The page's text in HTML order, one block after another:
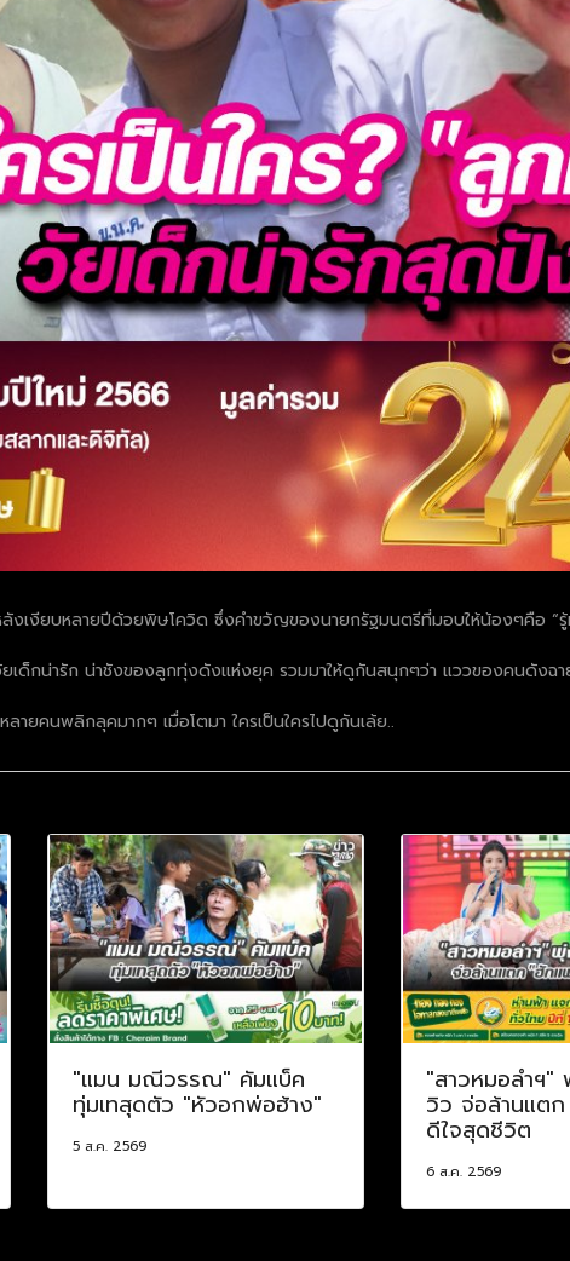
งเงียบหลายปีด้วยพิษโควิด ซึ่งคำขวัญของนายกรัฐมนตรีที่มอบให้น้องๆคือ “
ยเด็กน่ารัก น่าชังของลูกทุ่งดังแห่งยุค รวมมาให้ดูกันสนุกๆว่า แววของคนดังฉ
ายคนพลิกลุคมากๆ เมื่อโตมา ใครเป็นใครไปดูกันเล้ย..
"แมน มณีวรรณ" คัมแบ็ค
ทุ่มเทสุดตัว "หัวอกพ่อฮ้าง"
5 ส.ค. 2569
"สาวหมอลำฯ"
วิว จ่อล้านแต
ดีใจสุดชีวิต
6 ส.ค. 2569